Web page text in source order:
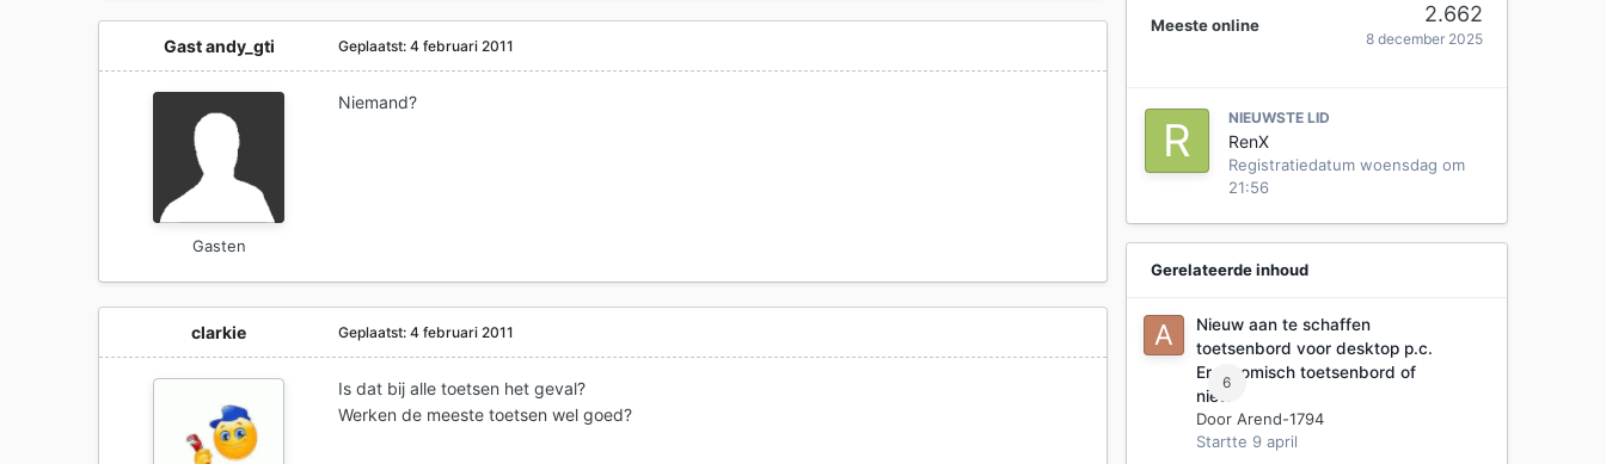
Gast andy_gti
Gasten
Geplaatst:4 februari 2011
Niemand?
clarkie Geplaatst:4 februari 2011
Is dat bij alle toetsen het geval?
Werken de meeste toetsen wel goed?
Meeste online 2.662
8 december 2025
NIEUWSTE LID
RenX
Registratiedatum woensdag om
21:56
Gerelateerde inhoud
6
Nieuw aan te schaffen
toetsenbord voor desktop p.c.
Ergonomisch toetsenbord of
niet?
Door Arend-1794
Startte 9 april